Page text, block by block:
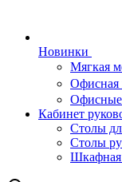
Новинки
Мягкая
Офисная
Офисные
Кабинет
Столы
Столы
Шкафная